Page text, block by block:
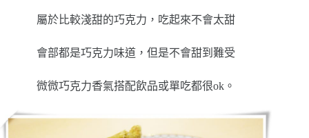
屬於比較淺甜的巧克力，吃起來不會太甜
會部都是巧克力味道，但是不會甜到難受
微微巧克力香氣搭配飲品或單吃都很ok。